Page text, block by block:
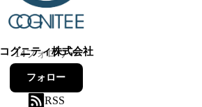
コグニティ株式会社
14フォロワー
フォロー
RSS